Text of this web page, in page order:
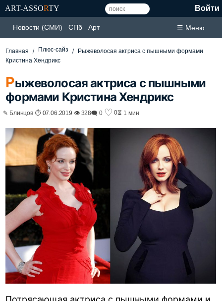
ART-ASSORTY Войти
Новости (СМИ) СПб Арт ☰ Меню
Главная Плюс-сайз
Рыжеволосая актриса с пышными формами
Кристина Хендрикс
Рыжеволосая актриса с пышными
формами Кристина Хендрикс
✎ Блинцов ⏱ 07.06.2019 👁 328🗨 0 ♡ 0⏳ 1 мин